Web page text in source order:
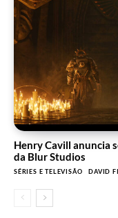
Henry Cavill anuncia
da Blur Studios
SÉRIES E TELEVISÃO DAVID